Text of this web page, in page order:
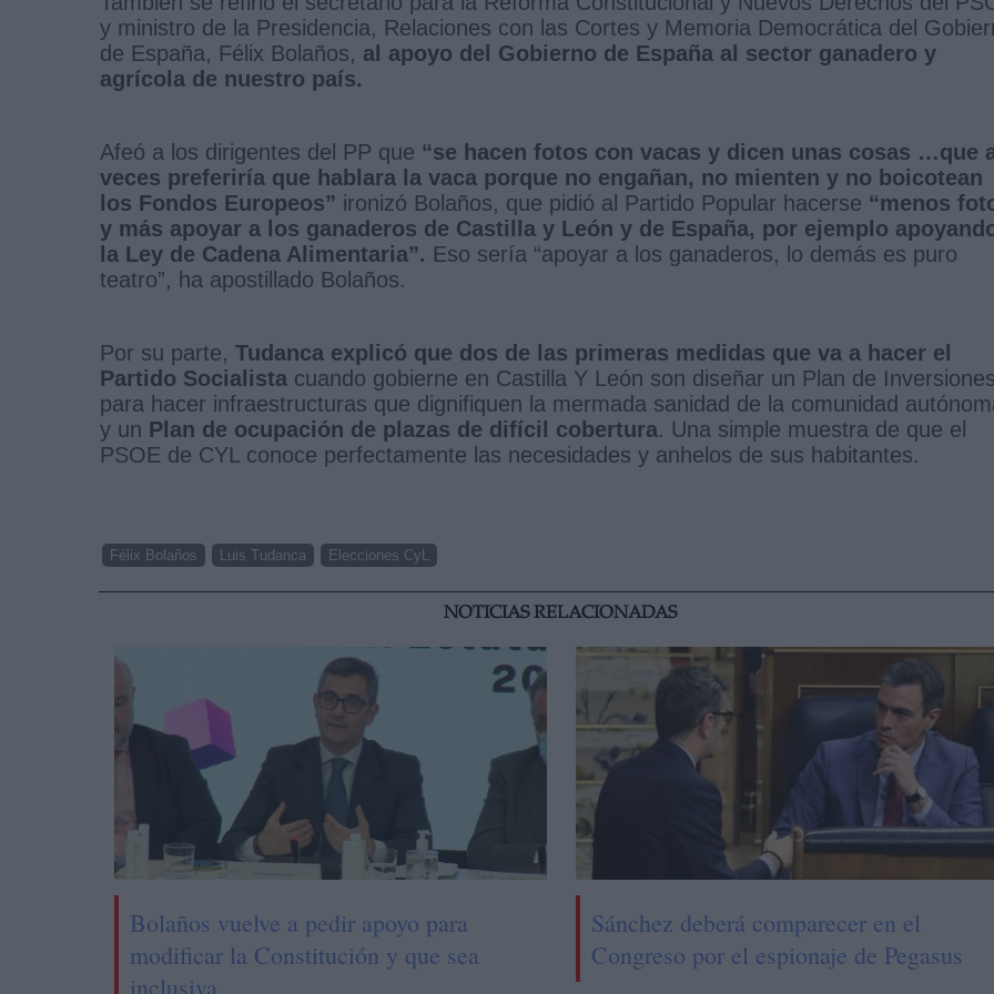
y ministro de la Presidencia, Relaciones con las Cortes y Memoria Democrática del
de España, Félix Bolaños, al apoyo del Gobierno de España al sector ganadero y
agrícola de nuestro país.
Afeó a los dirigentes del PP que “se hacen fotos con vacas y dicen unas cosas …que
veces preferiría que hablara la vaca porque no engañan, no mienten y no boicotean
los Fondos Europeos” ironizó Bolaños, que pidió al Partido Popular hacerse “menos
y más apoyar a los ganaderos de Castilla y León y de España, por ejemplo
la Ley de Cadena Alimentaria”. Eso sería “apoyar a los ganaderos, lo demás es puro
teatro”, ha apostillado Bolaños.
Por su parte, Tudanca explicó que dos de las primeras medidas que va a hacer el
Partido Socialista cuando gobierne en Castilla Y León son diseñar un Plan de Inversiones
para hacer infraestructuras que dignifiquen la mermada sanidad de la comunidad
y un Plan de ocupación de plazas de difícil cobertura. Una simple muestra de que el
PSOE de CYL conoce perfectamente las necesidades y anhelos de sus habitantes.
Félix Bolaños Luis Tudanca Elecciones CyL
NOTICIAS RELACIONADAS
Bolaños vuelve a pedir apoyo para
modificar la Constitución y que sea
inclusiva
Sánchez deberá comparecer en el
Congreso por el espionaje de Pegasus